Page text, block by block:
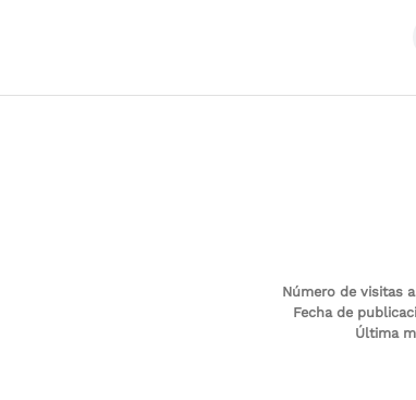
Número de visitas
Fecha de
Última